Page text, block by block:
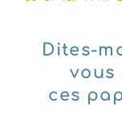
Dites-
vous
ces